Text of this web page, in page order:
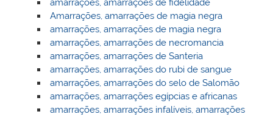
amarrações, amarrações de fidelidade
Amarrações, amarrações de magia negra
amarrações, amarrações de magia negra
amarrações, amarrações de necromancia
amarrações, amarrações de Santeria
amarrações, amarrações do rubi de sangue
amarrações, amarrações do selo de Salomão
amarrações, amarrações egípcias e africanas
amarrações, amarrações infalíveis, amarrações